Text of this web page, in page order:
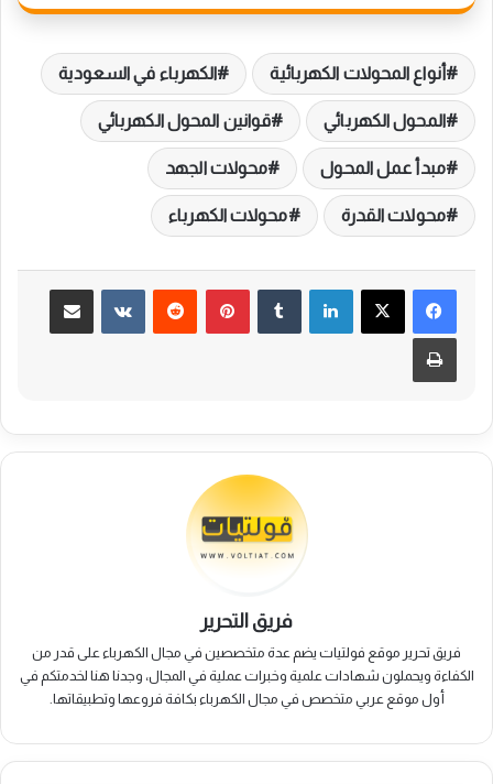
أنواع المحولات الكهربائية الكهرباء في السعودية
المحول الكهربائي قوانين المحول الكهربائي
مبدأ عمل المحول محولات الجهد
محولات القدرة محولات الكهرباء
لينكدإن
‏Tumblr بينتيريست
‏Reddit
‏VKontakte مشاركة عبر البريد
طباعة
فريق التحرير
فريق تحرير موقع فولتيات يضم عدة متخصصين في مجال الكهرباء على قدر من
الكفاءة ويحملون شهادات علمية وخبرات عملية في المجال، وجدنا هنا لخدمتكم في
أول موقع عربي متخصص في مجال الكهرباء بكافة فروعها وتطبيقاتها.